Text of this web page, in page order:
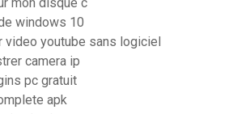
mon disque c
windows 10
video youtube sans logiciel
camera ip
pc gratuit
apk